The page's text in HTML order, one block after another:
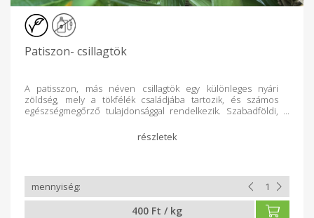
Patiszon- csillagtök
A patisszon, más néven csillagtök egy különleges nyári
zöldség, mely a tökfélék családjába tartozik, és számos
egészségmegőrző tulajdonsággal rendelkezik. Szabadföldi,
3–5 centis termések is megfelelőek, de kirántáshoz a kétszer
ekkora átmérőjűek a legalkalmasabbak. Az ilyen kis
alaposan megmosni. Savanyításkor kissé édeskés íze miatt
érdemes kicsit több ecetet használni. A nagyobb terméseket
ki lehet rántani, megtölteni, párolni vagy akár pörköltöt is
400 Ft / kg